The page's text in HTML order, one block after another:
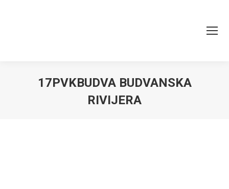
17PVKBUDVA BUDVANSKA
RIVIJERA